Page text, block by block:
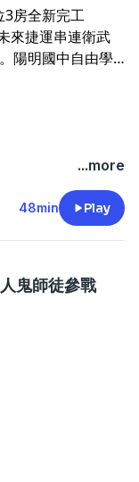
房全新完工
來捷運串連衛武
陽明國中自由學
...more
48min Play
鬼師徒參戰